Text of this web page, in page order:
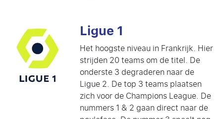
Ligue 1
Het hoogste niveau in Frankrijk. Hier
strijden 20 teams om de titel. De
onderste 3 degraderen naar de
Ligue 2. De top 3 teams plaatsen
zich voor de Champions League. De
nummers 1 & 2 gaan direct naar de